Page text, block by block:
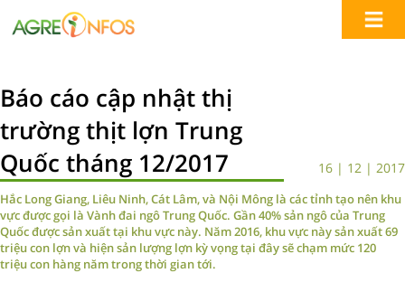
Báo cáo cập nhật thị
trường thịt lợn Trung
Quốc tháng 12/2017
16 | 12 | 2017
Hắc Long Giang, Liêu Ninh, Cát Lâm, và Nội Mông là các tỉnh tạo nên khu
vực được gọi là Vành đai ngô Trung Quốc. Gần 40% sản ngô của Trung
Quốc được sản xuất tại khu vực này. Năm 2016, khu vực này sản xuất 69
triệu con lợn và hiện sản lượng lợn kỳ vọng tại đây sẽ chạm mức 120
triệu con hàng năm trong thời gian tới.